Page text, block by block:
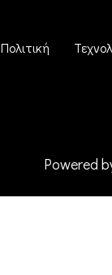
Πολιτική
Powered